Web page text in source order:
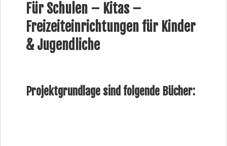
Publikationen
Veranstaltungsangebote
Kontakt
Für Schulen – Kitas –
Freizeiteinrichtungen für Kinder
& Jugendliche
Projektgrundlage sind folgende Bücher: